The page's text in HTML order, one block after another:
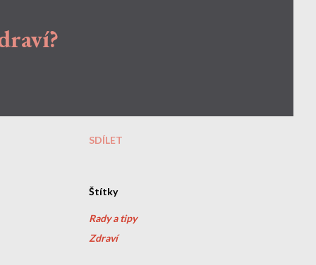
SDÍLET
Štítky
Rady a tipy
Zdraví